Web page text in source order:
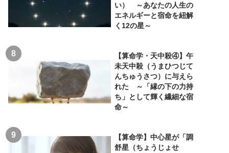
い） ～あなたの人生の
エネルギーと宿命を紐解
く12の星～
【算命学・天中殺④】午
未天中殺（うまひつじて
んちゅうさつ）に与えら
れた ～「縁の下の力持
ち」として輝く繊細な宿
命～
【算命学】中心星が「調
舒星（ちょうじょせ